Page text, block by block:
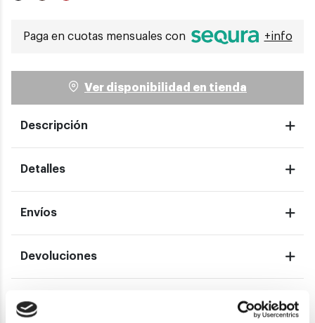
Paga en cuotas mensuales con +info
Ver disponibilidad en tienda
Descripción
Detalles
Envíos
Devoluciones
Garantías